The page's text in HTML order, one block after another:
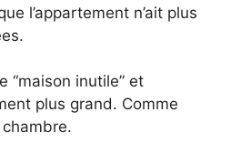
l’appartement n’ait plus
inutile” et
plus grand. Comme
chambre.